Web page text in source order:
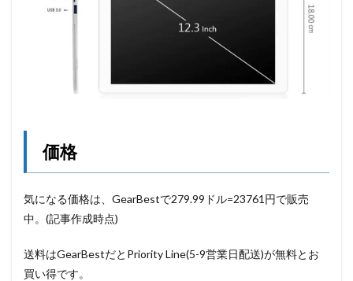
価格
気になる価格は、GearBestで279.99ドル=23761円で販売
中。(記事作成時点)
送料はGearBestだとPriority Line(5-9営業日配送)が無料とお
買い得です。